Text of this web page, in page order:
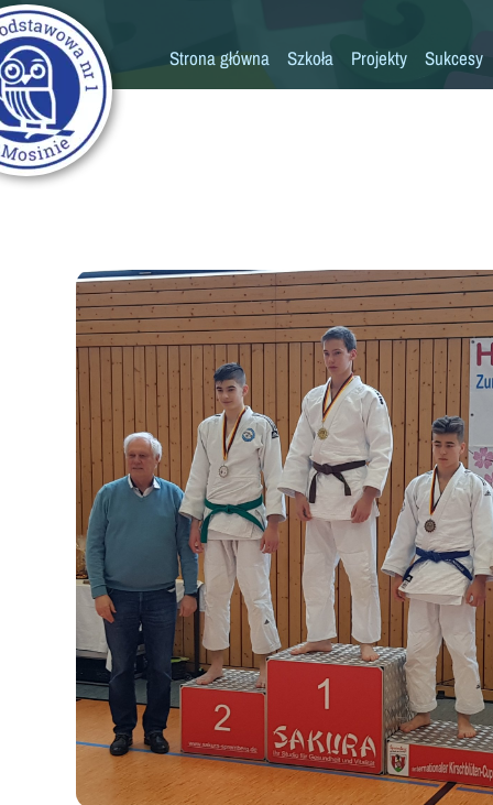
Strona główna Szkoła
Historia szkoły
Rada rodziców
Biblioteka
Stołówka
Świetlica
Kronika
Projekty
Erasmus+ Przez
Erasmus+ Mózgi w
Sukcesy